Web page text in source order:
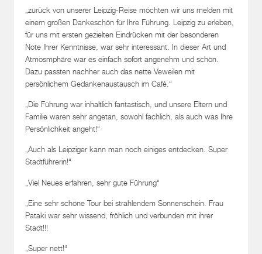
„zurück von unserer Leipzig-Reise möchten wir uns melden mit
einem großen Dankeschön für Ihre Führung. Leipzig zu erleben,
für uns mit ersten gezielten Eindrücken mit der besonderen
Note Ihrer Kenntnisse, war sehr interessant. In dieser Art und
Atmosmphäre war es einfach sofort angenehm und schön.
Dazu passten nachher auch das nette Veweilen mit
persönlichem Gedankenaustausch im Café.“
„Die Führung war inhaltlich fantastisch, und unsere Eltern und
Familie waren sehr angetan, sowohl fachlich, als auch was Ihre
Persönlichkeit angeht!“
„Auch als Leipziger kann man noch einiges entdecken. Super
Stadtführerin!“
„Viel Neues erfahren, sehr gute Führung“
„Eine sehr schöne Tour bei strahlendem Sonnenschein. Frau
Pataki war sehr wissend, fröhlich und verbunden mit ihrer
Stadt!!!
„Super nett!“